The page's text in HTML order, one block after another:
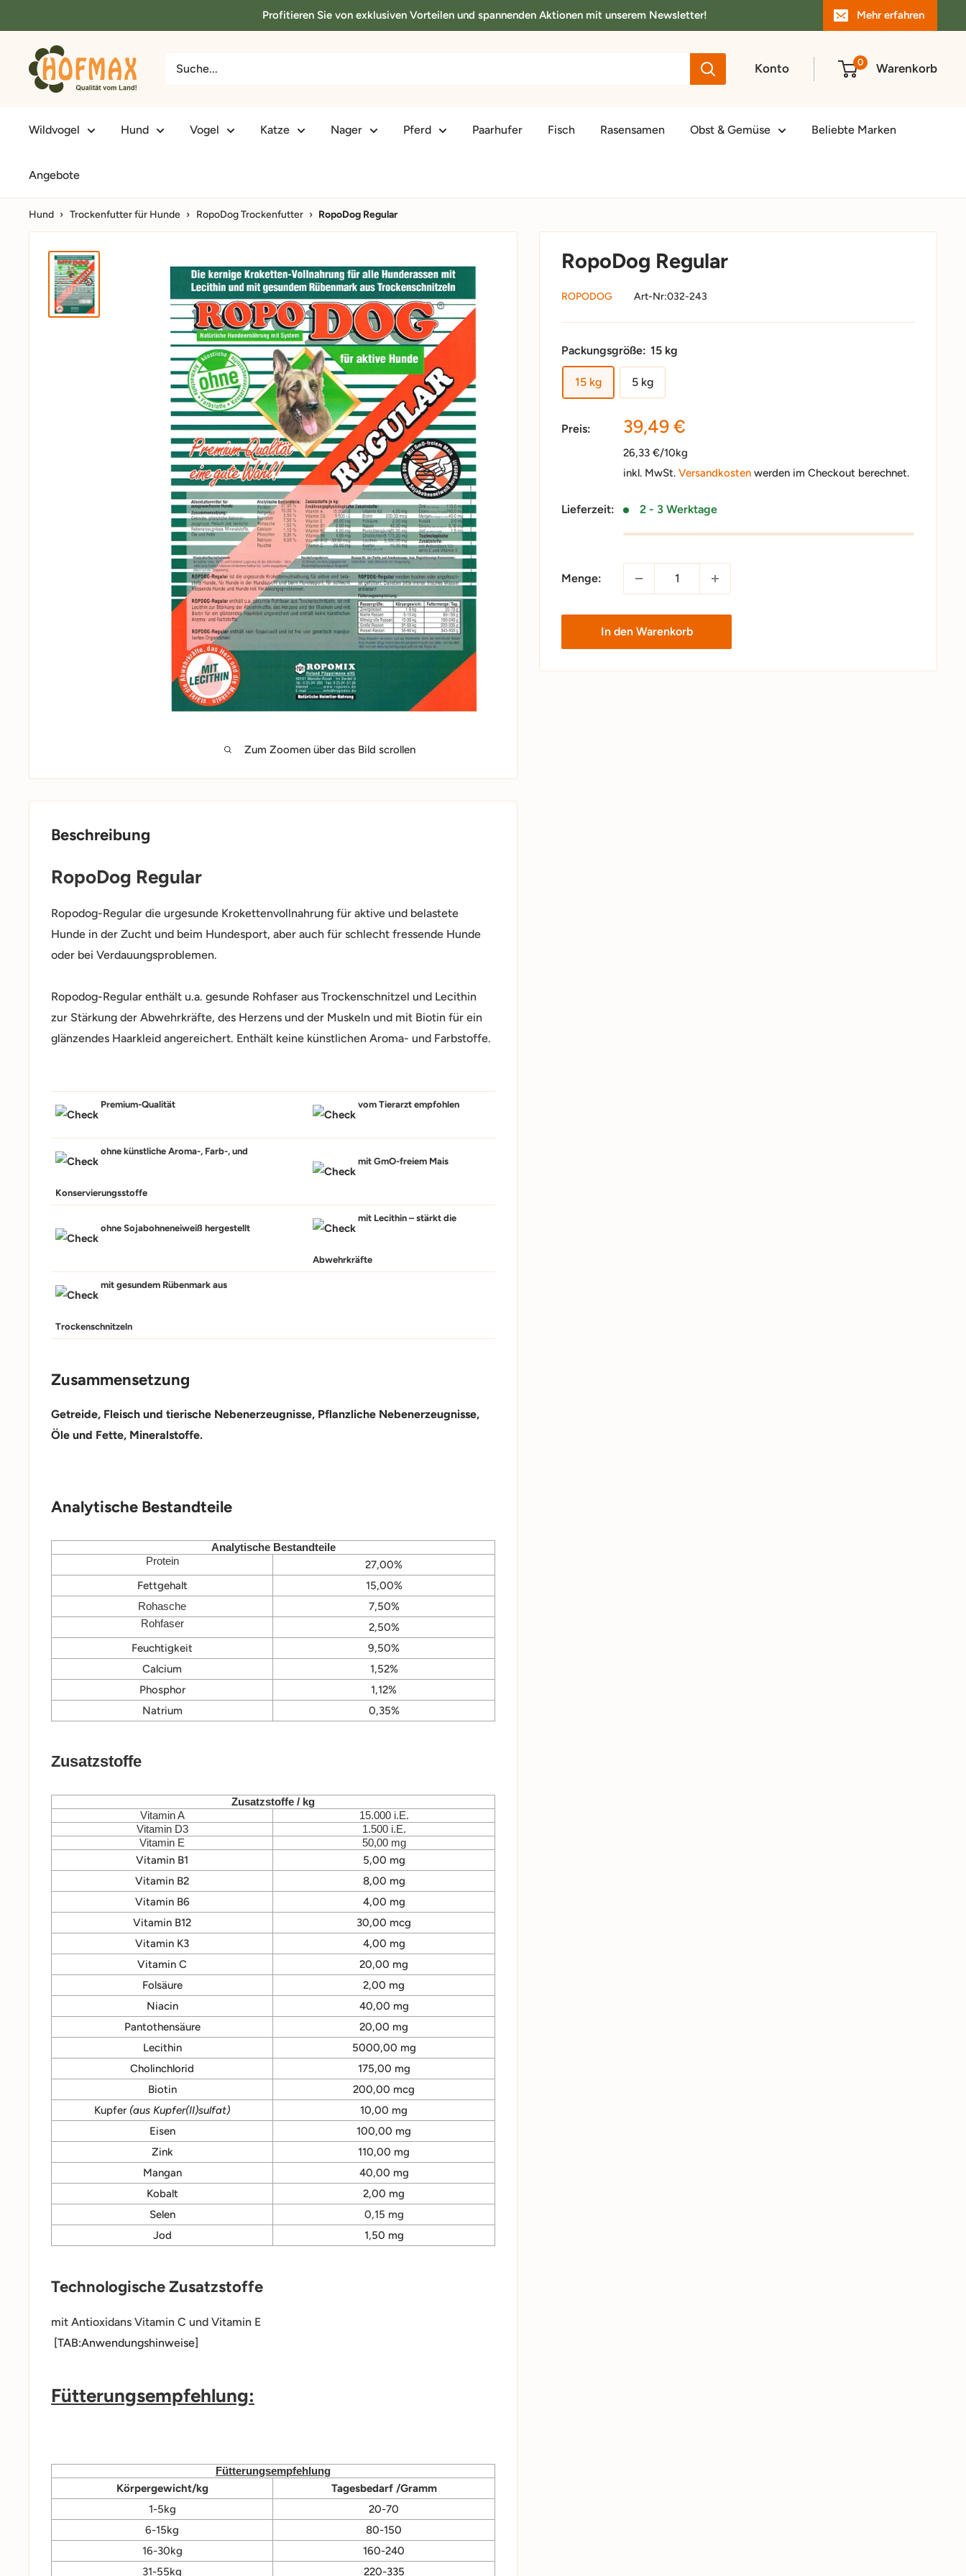
zum
Profitieren Sie von exklusiven Vorteilen und spannenden Aktionen mit unserem Newsletter! Mehr erfahren
hofmax.de
Konto 0 Warenkorb
Wildvogel Hund Vogel Katze Nager Pferd Paarhufer Fisch Rasensamen Obst & Gemüse Beliebte Marken
Angebote
Hund › Trockenfutter für Hunde › RopoDog Trockenfutter › RopoDog Regular
Zum Zoomen über das Bild scrollen
RopoDog Regular
ROPODOG Art-Nr:032-243
Packungsgröße: 15 kg
15 kg 5 kg
Preis: Sonderpreis
39,49 €
26,33 €/10kg
inkl. MwSt.Versandkosten werden im Checkout berechnet.
Lieferzeit: 2 - 3 Werktage
Menge:
In den Warenkorb
Beschreibung
RopoDog Regular
Ropodog-Regular die urgesunde Krokettenvollnahrung für aktive und belastete
Hunde in der Zucht und beim Hundesport, aber auch für schlecht fressende Hunde
oder bei Verdauungsproblemen.
Ropodog-Regular enthält u.a. gesunde Rohfaser aus Trockenschnitzel und Lecithin
zur Stärkung der Abwehrkräfte, des Herzens und der Muskeln und mit Biotin für ein
glänzendes Haarkleid angereichert. Enthält keine künstlichen Aroma- und Farbstoffe.
Premium-Qualität vom Tierarzt empfohlen
ohne künstliche Aroma-, Farb-, und
Konservierungsstoffe
mit GmO-freiem Mais
ohne Sojabohneneiweiß hergestellt
mit Lecithin – stärkt die
Abwehrkräfte
mit gesundem Rübenmark aus
Trockenschnitzeln
Zusammensetzung
Getreide, Fleisch und tierische Nebenerzeugnisse, Pflanzliche Nebenerzeugnisse,
Öle und Fette, Mineralstoffe.
Analytische Bestandteile
Analytische Bestandteile
Protein
27,00%
Fettgehalt
15,00%
Rohasche 7,50%
Rohfaser
2,50%
Feuchtigkeit
9,50%
Calcium
1,52%
Phosphor
1,12%
Natrium
0,35%
Zusatzstoffe
Zusatzstoffe / kg
Vitamin A
15.000 i.E.
Vitamin D3
1.500 i.E.
Vitamin E
50,00 mg
Vitamin B1
5,00 mg
Vitamin B2
8,00 mg
Vitamin B6
4,00 mg
Vitamin B12
30,00 mcg
Vitamin K3
4,00 mg
Vitamin C
20,00 mg
Folsäure
2,00 mg
Niacin
40,00 mg
Pantothensäure
20,00 mg
Lecithin
5000,00 mg
Cholinchlorid
175,00 mg
Biotin
200,00 mcg
Kupfer (aus Kupfer(II)sulfat)
10,00 mg
Eisen
100,00 mg
Zink
110,00 mg
Mangan
40,00 mg
Kobalt
2,00 mg
Selen
0,15 mg
Jod
1,50 mg
Technologische Zusatzstoffe
mit Antioxidans Vitamin C und Vitamin E
[TAB:Anwendungshinweise]
Fütterungsempfehlung:
Fütterungsempfehlung
Körpergewicht/kg
Tagesbedarf /Gramm
1-5kg
20-70
6-15kg
80-150
16-30kg
160-240
31-55kg
220-335